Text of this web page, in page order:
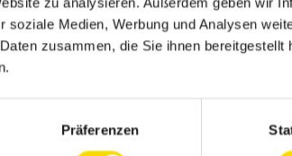
soziale Medien, Werbung und Analysen
zusammen, die Sie ihnen
Präferenzen
Ausbildungs-Seite
werden/lacklaborant-m-w-d